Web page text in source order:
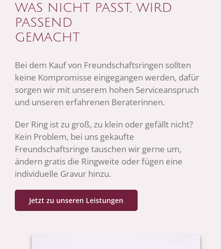
WAS NICHT PASST, WIRD
PASSEND
GEMACHT
Bei dem Kauf von Freundschaftsringen sollten
keine Kompromisse eingegangen werden, dafür
sorgen wir mit unserem hohen Serviceanspruch
und unseren erfahrenen Beraterinnen.
Der Ring ist zu groß, zu klein oder gefällt nicht?
Kein Problem, bei uns gekaufte
Freundschaftsringe tauschen wir gerne um,
ändern gratis die Ringweite oder fügen eine
individuelle Gravur hinzu.
Jetzt zu unseren Leistungen